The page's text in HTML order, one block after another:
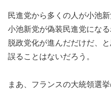
民進党から多くの人が小池
小池新党が偽装民進党になる
脱政党化が進んだだけだ、
誤ることはないだろう。
まあ、フランスの大統領選